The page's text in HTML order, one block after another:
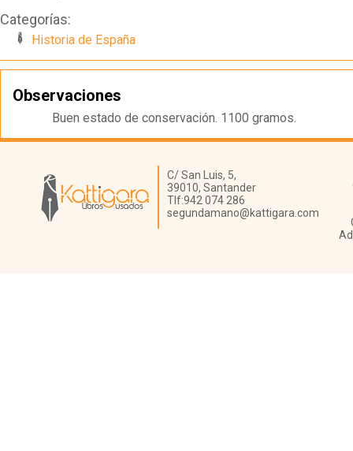
Categorías:
Historia de España
Observaciones
Buen estado de conservación. 1100 gramos.
Librería Kattigara
C/ San Luis, 5,
39010, Santander
Tlf:942 074 286
segundamano@kattigara.com